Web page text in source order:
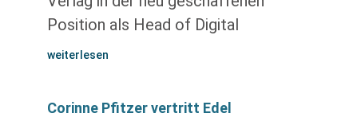
Position als Head of Digital
weiterlesen
Corinne Pfitzer vertritt Edel